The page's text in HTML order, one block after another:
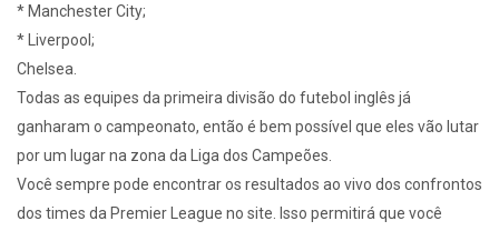
* Manchester City;
* Liverpool;
Chelsea.
Todas as equipes da primeira divisão do futebol inglês já
ganharam o campeonato, então é bem possível que eles vão lutar
por um lugar na zona da Liga dos Campeões.
Você sempre pode encontrar os resultados ao vivo dos confrontos
dos times da Premier League no site. Isso permitirá que você